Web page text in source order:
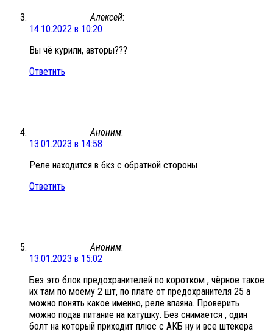
Алексей:
14.10.2022 в 10:20
Вы чё курили, авторы???
Ответить
Аноним:
13.01.2023 в 14:58
Реле находится в бкз с обратной стороны
Ответить
Аноним:
13.01.2023 в 15:02
Без это блок предохранителей по коротком , чёрное такое
их там по моему 2 шт, по плате от предохранителя 25 а
можно понять какое именно, реле впаяна. Проверить
можно подав питание на катушку. Без снимается , один
болт на который приходит плюс с АКБ ну и все штекера